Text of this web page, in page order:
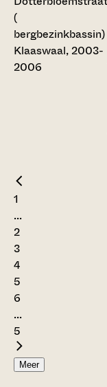
1
...
2
3
4
5
6
...
5
Meer